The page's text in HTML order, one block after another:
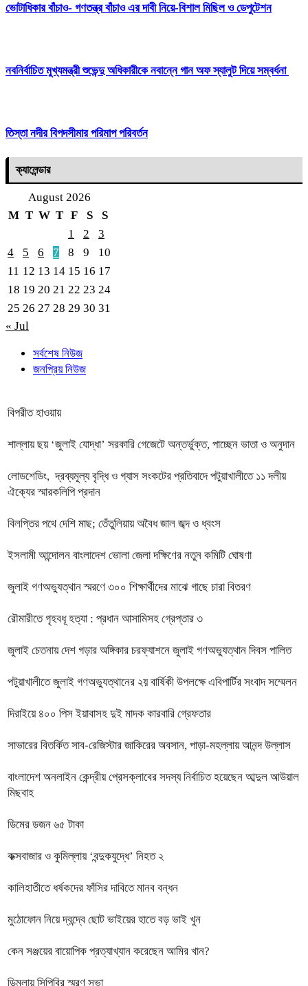
ভোটাধিকার বাঁচাও- গণতন্ত্র বাঁচাও এর দাবী নিয়ে-বিশাল মিছিল ও ডেপুটেশন
নবনির্বাচিত মুখ্যমন্ত্রী শুভেন্দু অধিকারীকে নবান্নে গান অফ স্যালুট দিয়ে সম্বর্ধনা
তিস্তা নদীর বিপদসীমার পরিমাপ পরিবর্তন
ক্যালেন্ডার
August 2026
M T W T F S
S
1
2
3
4
5 6 7 8 9
10
11 12 13 14 15 16 17
18 19 20 21 22 23 24
25 26 27 28 29 30 31
« Jul
সর্বশেষ নিউজ
জনপ্রিয় নিউজ
বিপরীত হাওয়ায়
শাল্লায় ছয় ‘জুলাই যোদ্ধা’ সরকারি গেজেটে অন্তর্ভুক্ত, পাচ্ছেন ভাতা ও অনুদান
লোডশেডিং, দ্রব্যমূল্য বৃদ্ধি ও গ্যাস সংকটের প্রতিবাদে পটুয়াখালীতে ১১ দলীয়
ঐক্যের স্মারকলিপি প্রদান
বিলপ্তির পথে দেশি মাছ; তেঁতুলিয়ায় অবৈধ জাল জব্দ ও ধ্বংস
ইসলামী আন্দোলন বাংলাদেশ ভোলা জেলা দক্ষিণের নতুন কমিটি ঘোষণা
জুলাই গণঅভ্যুত্থান স্মরণে ৩০০ শিক্ষার্থীদের মাঝে গাছে চারা বিতরণ
রৌমারীতে গৃহবধূ হত্যা : প্রধান আসামিসহ গ্রেপ্তার ৩
জুলাই চেতনায় দেশ গড়ার অঙ্গিকার চরফ্যাশনে জুলাই গণঅভ্যুত্থান দিবস পালিত
পটুয়াখালীতে জুলাই গণঅভ্যুত্থানের ২য় বার্ষিকী উপলক্ষে এবিপার্টির সংবাদ সম্মেলন
দিরাইয়ে ৪০০ পিস ইয়াবাসহ দুই মাদক কারবারি গ্রেফতার
সাভারের বিতর্কিত সাব-রেজিস্টার জাকিরের অবসান, পাড়া-মহল্লায় আনন্দ উল্লাস
বাংলাদেশ অনলাইন কেন্দ্রীয় প্রেসক্লাবের সদস্য নির্বাচিত হয়েছেন আব্দুল আউয়াল
মিছবাহ
ডিমের ডজন ৬৫ টাকা
কক্সবাজার ও কুমিল্লায় ‘বন্দুকযুদ্ধে’ নিহত ২
কালিহাতীতে ধর্ষকদের ফাঁসির দাবিতে মানব বন্ধন
মুঠোফোন নিয়ে দ্বন্দ্বে ছোট ভাইয়ের হাতে বড় ভাই খুন
কেন সঞ্জয়ের বায়োপিক প্রত্যাখ্যান করেছেন আমির খান?
ডিমলায় সিপিবির স্মরণ সভা